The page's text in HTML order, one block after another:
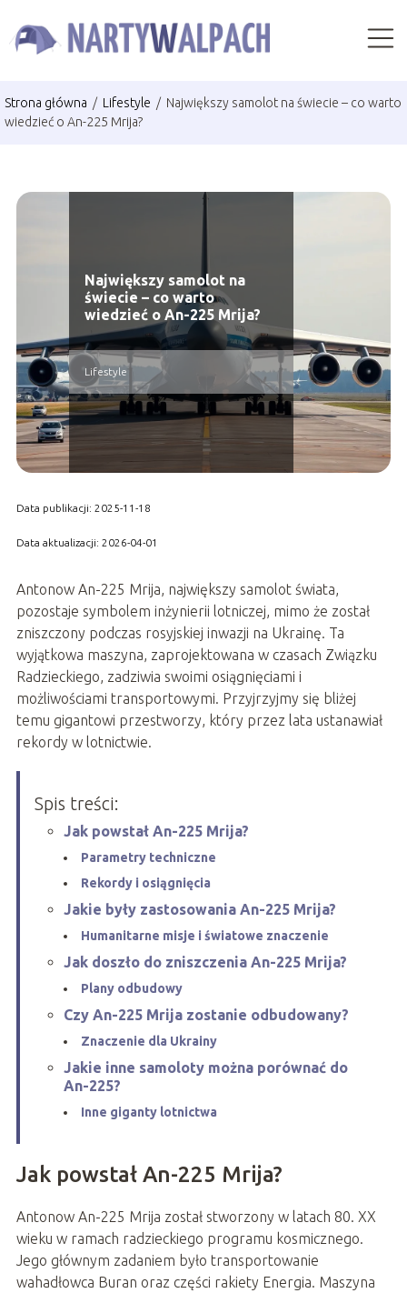
Strona główna / Lifestyle / Największy samolot na świecie – co warto
wiedzieć o An-225 Mrija?
Największy samolot na
świecie – co warto
wiedzieć o An-225 Mrija?
Lifestyle
Data publikacji: 2025-11-18
Data aktualizacji: 2026-04-01
Antonow An-225 Mrija, największy samolot świata,
pozostaje symbolem inżynierii lotniczej, mimo że został
zniszczony podczas rosyjskiej inwazji na Ukrainę. Ta
wyjątkowa maszyna, zaprojektowana w czasach Związku
Radzieckiego, zadziwia swoimi osiągnięciami i
możliwościami transportowymi. Przyjrzyjmy się bliżej
temu gigantowi przestworzy, który przez lata ustanawiał
rekordy w lotnictwie.
Spis treści:
Jak powstał An-225 Mrija?
Parametry techniczne
Rekordy i osiągnięcia
Jakie były zastosowania An-225 Mrija?
Humanitarne misje i światowe znaczenie
Jak doszło do zniszczenia An-225 Mrija?
Plany odbudowy
Czy An-225 Mrija zostanie odbudowany?
Znaczenie dla Ukrainy
Jakie inne samoloty można porównać do
An-225?
Inne giganty lotnictwa
Jak powstał An-225 Mrija?
Antonow An-225 Mrija został stworzony w latach 80. XX
wieku w ramach radzieckiego programu kosmicznego.
Jego głównym zadaniem było transportowanie
wahadłowca Buran oraz części rakiety Energia. Maszyna